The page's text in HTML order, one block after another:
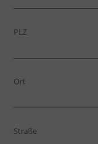
PLZ
Ort
Straße